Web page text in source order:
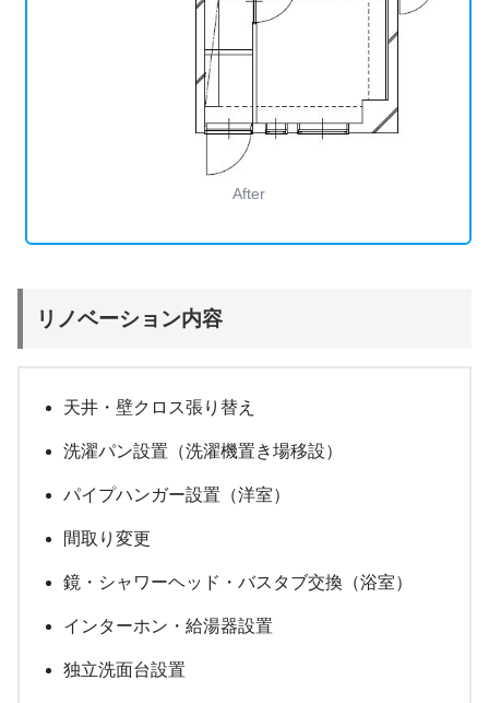
After
リノベーション内容
天井・壁クロス張り替え
洗濯パン設置（洗濯機置き場移設）
パイプハンガー設置（洋室）
間取り変更
鏡・シャワーヘッド・バスタブ交換（浴室）
インターホン・給湯器設置
独立洗面台設置